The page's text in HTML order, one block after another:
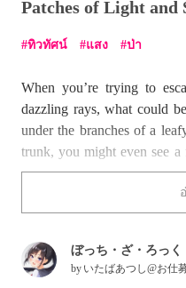
Patches of Light and
ทิวทัศน์ แสง ป่า
When you’re trying to
dazzling rays, what could
under the branches of a
trunk, you might even see a
through the leaves above
Japanese, this is called
leaking through trees”),
something magical about
light and shade on a
ぼっち・ざ・ろっく
by いたばあつし@お仕